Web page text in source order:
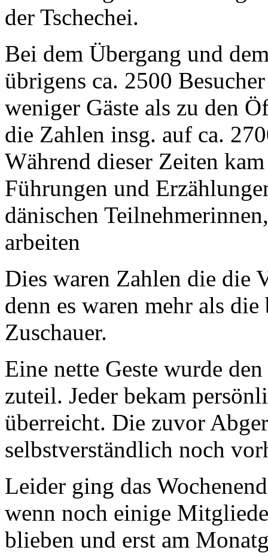
der Tschechei.
Bei dem Übergang und
übrigens ca. 2500
weniger Gäste als zu den
die Zahlen insg. auf ca.
Während dieser Zeiten
Führungen und
dänischen
arbeiten
Dies waren Zahlen die die
denn es waren mehr als
Zuschauer.
Eine nette Geste wurde
zuteil. Jeder bekam
überreicht. Die zuvor
selbstverständlich noch
Leider ging das
wenn noch einige
blieben und erst am